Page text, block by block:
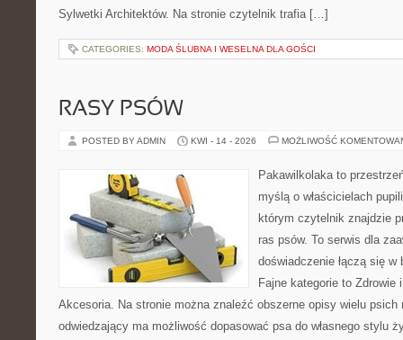
Sylwetki Architektów. Na stronie czytelnik trafia […]
CATEGORIES: MODA ŚLUBNA I WESELNA DLA GOŚCI
RASY PSÓW
POSTED BY ADMIN KWI - 14 - 2026 MOŻLIWOŚĆ
Pakawilkolaka to
myślą o właścicielach
którym czytelnik znajdzie
ras psów. To serwis dla
doświadczenie łączą się w
Fajne kategorie to
Akcesoria. Na stronie można znaleźć obszerne opisy wielu psich
odwiedzający ma możliwość dopasować psa do własnego stylu